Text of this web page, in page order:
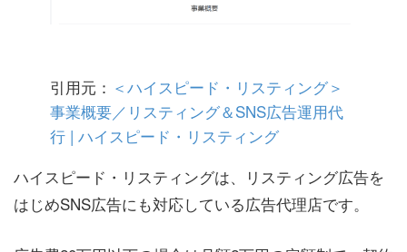
引用元： ＜ハイスピード・リスティング＞
事業概要／リスティング＆SNS広告運用代
行 | ハイスピード・リスティング
ハイスピード・リスティングは、リスティング広告を
はじめSNS広告にも対応している広告代理店です。